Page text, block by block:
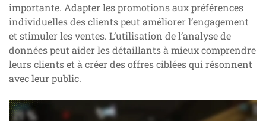
importante. Adapter les promotions aux préférences
individuelles des clients peut améliorer l’engagement
et stimuler les ventes. L’utilisation de l’analyse de
données peut aider les détaillants à mieux comprendre
leurs clients et à créer des offres ciblées qui résonnent
avec leur public.